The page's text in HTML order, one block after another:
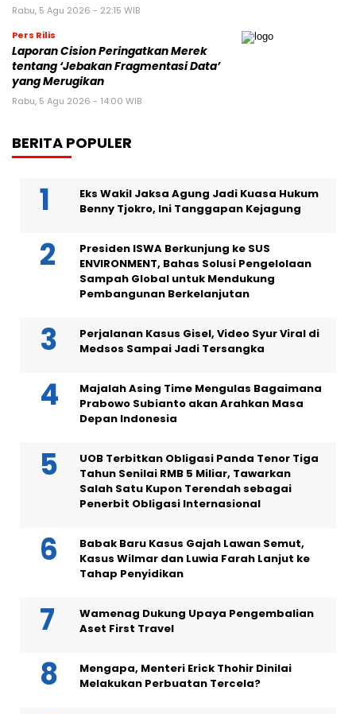
Rabu, 5 Agu 2026 - 22:15 WIB
Pers Rilis
Laporan Cision Peringatkan Merek
tentang ‘Jebakan Fragmentasi Data’
yang Merugikan
Rabu, 5 Agu 2026 - 14:00 WIB
BERITA POPULER
Eks Wakil Jaksa Agung Jadi Kuasa Hukum
Benny Tjokro, Ini Tanggapan Kejagung
Presiden ISWA Berkunjung ke SUS
ENVIRONMENT, Bahas Solusi Pengelolaan
Sampah Global untuk Mendukung
Pembangunan Berkelanjutan
Perjalanan Kasus Gisel, Video Syur Viral di
Medsos Sampai Jadi Tersangka
Majalah Asing Time Mengulas Bagaimana
Prabowo Subianto akan Arahkan Masa
Depan Indonesia
UOB Terbitkan Obligasi Panda Tenor Tiga
Tahun Senilai RMB 5 Miliar, Tawarkan
Salah Satu Kupon Terendah sebagai
Penerbit Obligasi Internasional
Babak Baru Kasus Gajah Lawan Semut,
Kasus Wilmar dan Luwia Farah Lanjut ke
Tahap Penyidikan
Wamenag Dukung Upaya Pengembalian
Aset First Travel
Mengapa, Menteri Erick Thohir Dinilai
Melakukan Perbuatan Tercela?